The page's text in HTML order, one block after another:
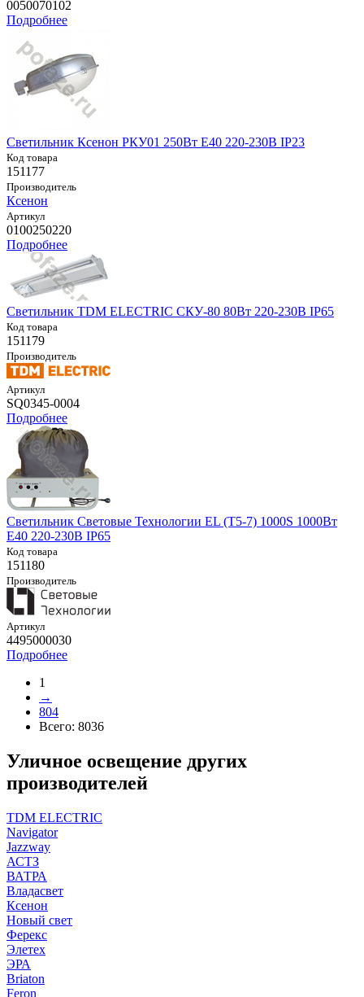
0050070102
Подробнее
Светильник Ксенон РКУ01 250Вт E40 220-230В IP23
Код товара
151177
Производитель
Ксенон
Артикул
0100250220
Подробнее
Светильник TDM ELECTRIC СКУ-80 80Вт 220-230В IP65
Код товара
151179
Производитель
Артикул
SQ0345-0004
Подробнее
Светильник Световые Технологии EL (T5-7) 1000S 1000Вт
E40 220-230В IP65
Код товара
151180
Производитель
Артикул
4495000030
Подробнее
1
→
804
Всего: 8036
Уличное освещение других
производителей
TDM ELECTRIC
Navigator
Jazzway
АСТЗ
ВАТРА
Владасвет
Ксенон
Новый свет
Ферекс
Элетех
ЭРА
Briaton
Feron